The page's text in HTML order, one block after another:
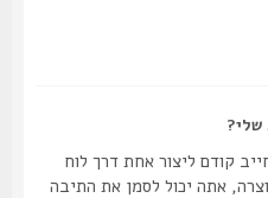
ליצור אחת דרך לוח
יכול לסמן את התיבה